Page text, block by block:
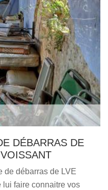
DÉBARRAS DE
de débarras de LVE
lui faire connaitre vos